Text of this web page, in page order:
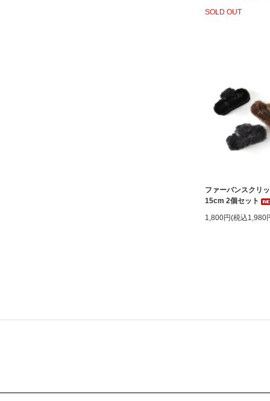
SOLD OUT
ファーバンスク
15cm 2個セット
1,800円(税込1,980